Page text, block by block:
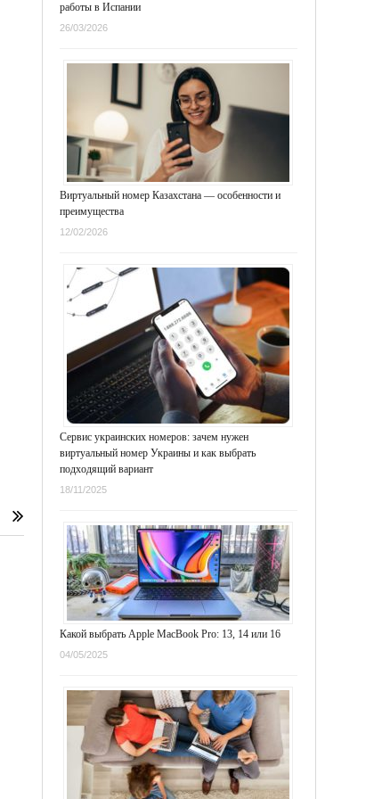
работы в Испании
26/03/2026
Виртуальный номер Казахстана — особенности и
преимущества
12/02/2026
Сервис украинских номеров: зачем нужен
виртуальный номер Украины и как выбрать
подходящий вариант
18/11/2025
Какой выбрать Apple MacBook Pro: 13, 14 или 16
04/05/2025